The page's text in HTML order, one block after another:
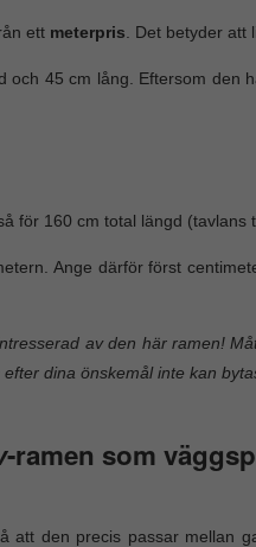
ett meterpris . Det betyder
och 45 cm lång. Eftersom den
för 160 cm total längd (tavlans
Ange därför först
av den här ramen!
dina önskemål inte kan
-ramen som
att den precis passar mellan